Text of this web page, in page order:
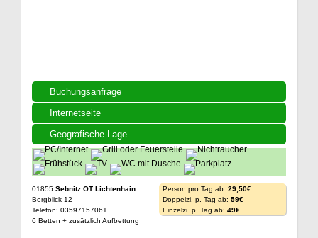
Buchungsanfrage
Internetseite
Geografische Lage
01855 Sebnitz OT Lichtenhain
Bergblick 12
Telefon: 03597157061
6 Betten + zusätzlich Aufbettung
Person pro Tag ab: 29,50€
Doppelzi. p. Tag ab: 59€
Einzelzi. p. Tag ab: 49€